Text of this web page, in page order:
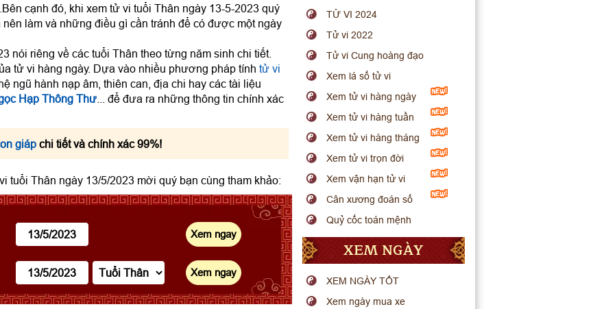
cạnh đó, khi xem tử vi tuổi Thân ngày 13-5-2023 quý
làm và những điều gì cần tránh để có được một ngày
nói riêng về các tuổi Thân theo từng năm sinh chi tiết.
tử vi hàng ngày. Dựa vào nhiều phương pháp tính tử vi
ngũ hành nạp âm, thiên can, địa chi hay các tài liệu
Hạp Thông Thư... để đưa ra những thông tin chính xác
giápchi tiết và chính xác 99%!
tuổi Thân ngày 13/5/2023 mời quý bạn cùng tham khảo:
TỬ VI 2024
Tử vi 2022
Tử vi Cung hoàng đạo
Xem lá số tử vi
Xem tử vi hàng ngày
Xem tử vi hàng tuần
Xem tử vi hàng tháng
Xem tử vi trọn đời
Xem vận hạn tử vi
Cân xương đoán số
Quỷ cốc toán mệnh
XEM NGÀY
XEM NGÀY TỐT
Xem ngày mua xe